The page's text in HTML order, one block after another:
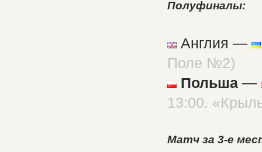
Полуфиналы:
Англия —
Поле №2)
Польша —
13:00.
Матч за 3-е